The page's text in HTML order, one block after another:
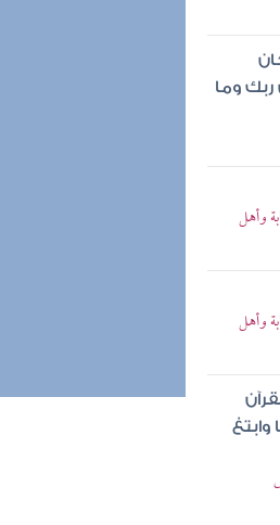
ربك وما
وأهل
وأهل
وابتغ